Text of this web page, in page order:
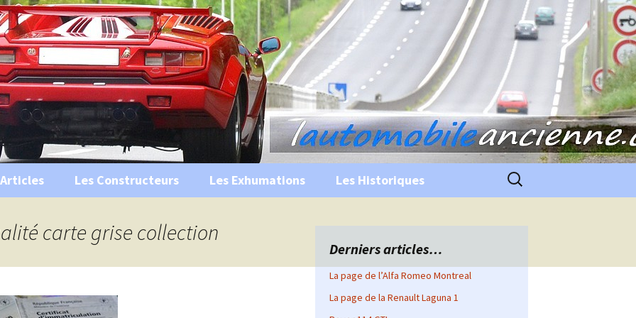
Ancienne
historiques …
évènements
Les Constructeurs Les Exhumations Les Historiques Rechercher :
carte grise collection
Derniers articles…
La page de l’Alfa Romeo Montreal
La page de la Renault Laguna 1